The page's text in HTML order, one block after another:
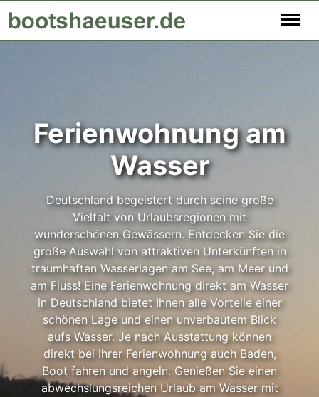
Ferienwohnung am
Wasser
Deutschland begeistert durch seine große
Vielfalt von Urlaubsregionen mit
wunderschönen Gewässern. Entdecken Sie die
große Auswahl von attraktiven Unterkünften in
traumhaften Wasserlagen am See, am Meer und
am Fluss! Eine Ferienwohnung direkt am Wasser
in Deutschland bietet Ihnen alle Vorteile einer
schönen Lage und einen unverbautem Blick
aufs Wasser. Je nach Ausstattung können
direkt bei Ihrer Ferienwohnung auch Baden,
Boot fahren und angeln. Genießen Sie einen
abwechslungsreichen Urlaub am Wasser mit